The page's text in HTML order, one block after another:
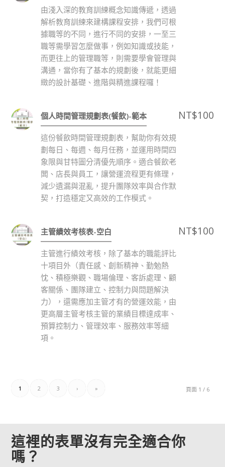
由淺入深的教育訓練概念知識傳遞，透過
解析教育訓練來建構課程安排，我們可根
據職等的不同，進行不同的安排，一至三
職等需學習怎麼做事，例如知識或技能，
而更往上的管理職等，則需要學會管理與
溝通，當你有了基本的規劃後，就能更細
緻的設計基礎、進階與精進課程囉！
個人時間管理規劃表(餐飲)-範本 NT$100
這份餐飲時間管理規劃表，幫助你有效規
劃每日、每週、每月任務，並運用時間四
象限與甘特圖分清優先順序。適合餐飲老
闆、店長與員工，讓營運流程更有條理，
減少遺漏與混亂，提升團隊效率與合作默
契，打造穩定又高效的工作模式。
主管績效考核表-空白 NT$100
主管進行績效考核，除了基本的職能評比
十項目外（責任感、創新精神、勤勉熱
忱、積極樂觀、職場倫理、客訴處理、顧
客關係、團隊建立、控制力與問題解決
力），還需應加主管才有的營運效能，由
更高層主管考核主管的業績目標達成率、
預算控制力、管理效率、服務效率等細
項。
頁面 1 / 6
1 2 3 › »
這裡的表單沒有完全適合你
嗎？